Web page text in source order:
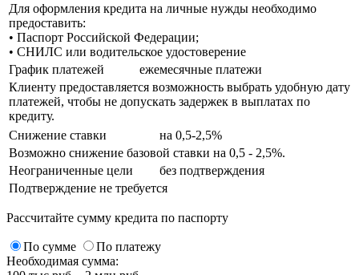
Для оформления кредита на личные нужды необходимо
предоставить:
• Паспорт Российской Федерации;
• СНИЛС или водительское удостоверение
График платежей
ежемесячные платежи
Клиенту предоставляется возможность выбрать удобную дату
платежей, чтобы не допускать задержек в выплатах по
кредиту.
Снижение ставки
на 0,5-2,5%
Возможно снижение базовой ставки на 0,5 - 2,5%.
Неограниченные цели
без подтверждения
Подтверждение не требуется
Рассчитайте сумму кредита по паспорту
По сумме
По платежу
Необходимая сумма: